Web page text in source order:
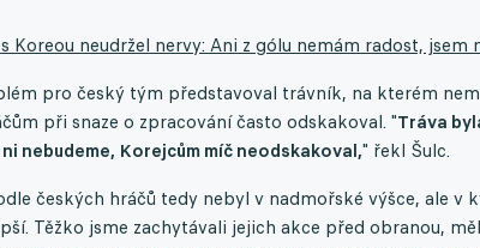
Koreou neudržel nervy: Ani z gólu nemám radost, jsem
pro český tým představoval trávník, na kterém
při snaze o zpracování často odskakoval. "Tráva
nebudeme, Korejcům míč neodskakoval," řekl Šulc.
českých hráčů tedy nebyl v nadmořské výšce, ale v
Těžko jsme zachytávali jejich akce před obranou,